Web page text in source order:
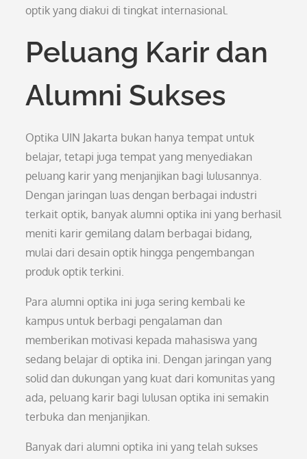
optik yang diakui di tingkat internasional.
Peluang Karir dan
Alumni Sukses
Optika UIN Jakarta bukan hanya tempat untuk
belajar, tetapi juga tempat yang menyediakan
peluang karir yang menjanjikan bagi lulusannya.
Dengan jaringan luas dengan berbagai industri
terkait optik, banyak alumni optika ini yang berhasil
meniti karir gemilang dalam berbagai bidang,
mulai dari desain optik hingga pengembangan
produk optik terkini.
Para alumni optika ini juga sering kembali ke
kampus untuk berbagi pengalaman dan
memberikan motivasi kepada mahasiswa yang
sedang belajar di optika ini. Dengan jaringan yang
solid dan dukungan yang kuat dari komunitas yang
ada, peluang karir bagi lulusan optika ini semakin
terbuka dan menjanjikan.
Banyak dari alumni optika ini yang telah sukses